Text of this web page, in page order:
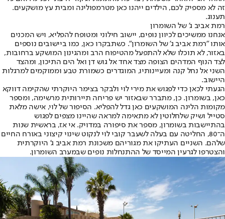
זה לא מספיק לכם, הילדים ייהנו כאן מטרמפולינה ומבית עץ מושקעים.
תענוג.
רמת אביב ג' של השומרון
אנחנו ממשיכים לכיוון נופים, יישוב חילוני ומטופח להפליא, ויש המכנים
אותו "רמת אביב ג' של השומרון". כשתבקרו כאן, כמו ביישובים נוספים
באזור, לא תוכלו שלא להתפעל מהטיפוח הרב ומהגינון המושקע ברחובות,
לצד הנוף המדהים הצופה מצד אחד אל גוש דן ואל הים התיכון, ומהצד
השני אל נחל קנה ומעיינותיו, המוגדרים כשמורת טבע וממוקמים למרגלות
היישוב.
הגעתי לכאן כדי לפגוש את מירי לוי ולבקר בצימר היוקרתי שהקימה דווקא
כאן, בשומרון. כן, מתברר שבאזור יש פריחה תיירותית מרשימה, ומספר
מקומות הלינה המושקעים כאן גדל להפליא. הסיפור של לוי, אישה מלאת
סטייל ושיק שלחלוטין לא מתאימה למראה שהיינו מצפים לפגוש
בהתיישבות בשומרון, מספר את סיפורה במדויק. אי אז, בראשית שנות
ה־80, החליטה עם בעלה לשעבר קובי לוי לנקוט שינוי קיצוני באורח החיים
שלהם. השניים העתיקו את מגוריהם משכונת רמת אביב ג' היוקרתית
והצטרפו לגרעין המייסד של ההתנחלות נופים שבמערב השומרון.